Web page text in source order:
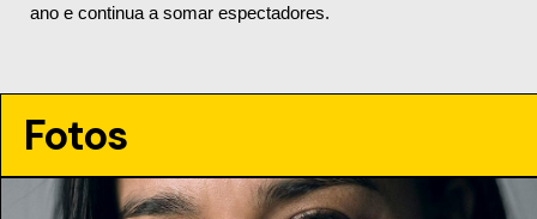
Fotos
ano e continua a somar espectadores.